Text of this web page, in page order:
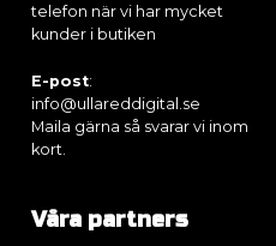
telefon när vi har mycket
kunder i butiken
E-post:
info@ullareddigital.se
Maila gärna så svarar vi inom
kort.
Våra partners